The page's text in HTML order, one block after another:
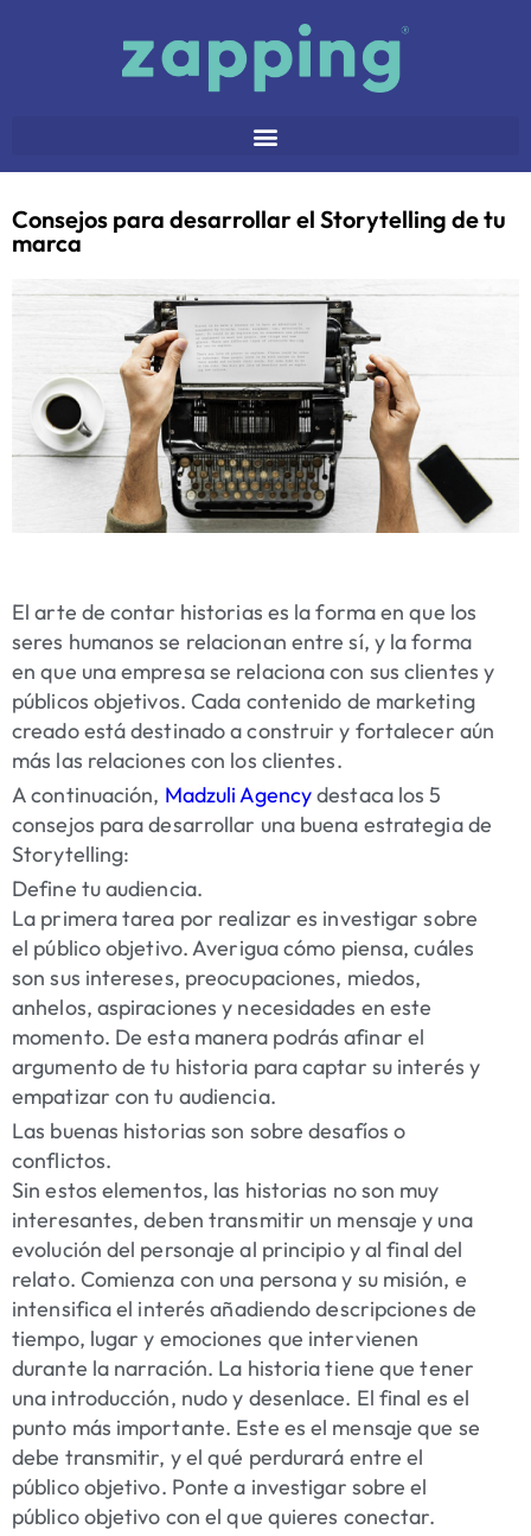
Consejos para desarrollar el Storytelling de tu
marca
El arte de contar historias es la forma en que los
seres humanos se relacionan entre sí, y la forma
en que una empresa se relaciona con sus clientes y
públicos objetivos. Cada contenido de marketing
creado está destinado a construir y fortalecer aún
más las relaciones con los clientes.
A continuación, Madzuli Agencydestaca los 5
consejos para desarrollar una buena estrategia de
Storytelling:
Define tu audiencia.
La primera tarea por realizar es investigar sobre
el público objetivo. Averigua cómo piensa, cuáles
son sus intereses, preocupaciones, miedos,
anhelos, aspiraciones y necesidades en este
momento. De esta manera podrás afinar el
argumento de tu historia para captar su interés y
empatizar con tu audiencia.
Las buenas historias son sobre desafíos o
conflictos.
Sin estos elementos, las historias no son muy
interesantes, deben transmitir un mensaje y una
evolución del personaje al principio y al final del
relato. Comienza con una persona y su misión, e
intensifica el interés añadiendo descripciones de
tiempo, lugar y emociones que intervienen
durante la narración. La historia tiene que tener
una introducción, nudo y desenlace. El final es el
punto más importante. Este es el mensaje que se
debe transmitir, y el qué perdurará entre el
público objetivo. Ponte a investigar sobre el
público objetivo con el que quieres conectar.